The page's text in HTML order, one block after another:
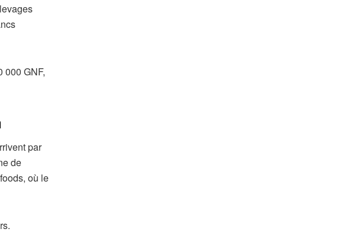
000 GNF,
par
de
où le